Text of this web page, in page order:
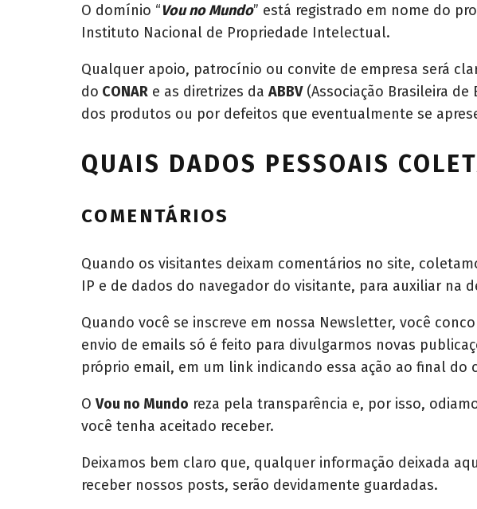
O domínio “Vou no Mundo” está registrado em nome do
Instituto Nacional de Propriedade Intelectual.
Qualquer apoio, patrocínio ou convite de empresa será
do CONAR e as diretrizes da ABBV(Associação Brasileira
dos produtos ou por defeitos que eventualmente se
QUAIS DADOS PESSOAIS
COMENTÁRIOS
Quando os visitantes deixam comentários no site,
IP e de dados do navegador do visitante, para auxiliar na
Quando você se inscreve em nossa Newsletter, você
envio de emails só é feito para divulgarmos novas
próprio email, em um link indicando essa ação ao final do
O Vou no Mundo reza pela transparência e, por isso,
você tenha aceitado receber.
Deixamos bem claro que, qualquer informação deixada
receber nossos posts, serão devidamente guardadas.